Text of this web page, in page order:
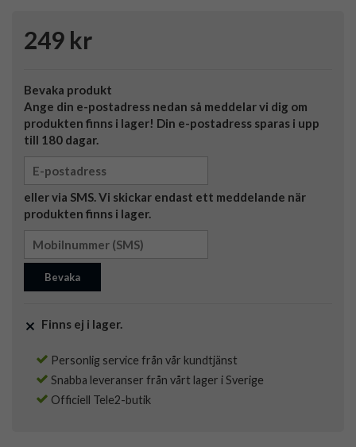
249 kr
Bevaka produkt
Ange din e-postadress nedan så meddelar vi dig om
produkten finns i lager! Din e-postadress sparas i upp
till 180 dagar.
eller via SMS. Vi skickar endast ett meddelande när
produkten finns i lager.
Bevaka
Finns ej i lager.
Personlig service från vår kundtjänst
Snabba leveranser från vårt lager i Sverige
Officiell Tele2-butik